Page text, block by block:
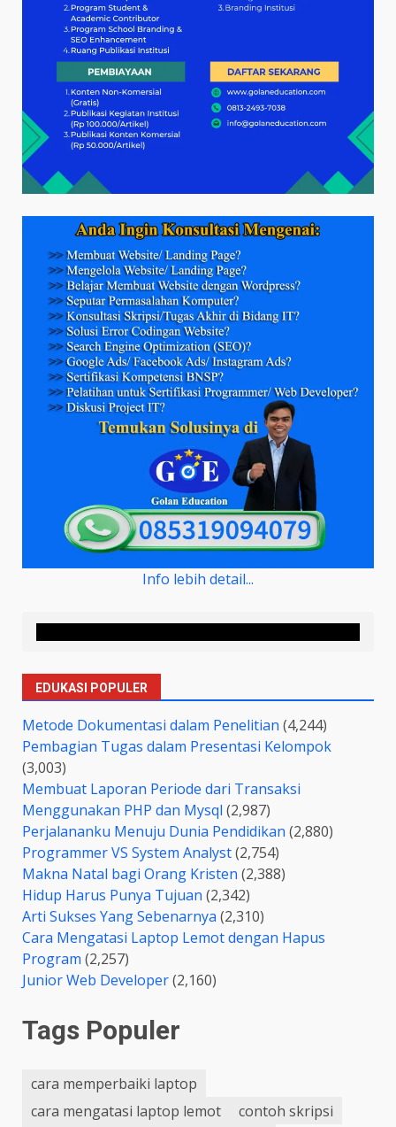
Info lebih detail...
EDUKASI POPULER
Metode Dokumentasi dalam Penelitian (4,244)
Pembagian Tugas dalam Presentasi Kelompok
(3,003)
Membuat Laporan Periode dari Transaksi
Menggunakan PHP dan Mysql (2,987)
Perjalananku Menuju Dunia Pendidikan (2,880)
Programmer VS System Analyst(2,754)
Makna Natal bagi Orang Kristen (2,388)
Hidup Harus Punya Tujuan (2,342)
Arti Sukses Yang Sebenarnya (2,310)
Cara Mengatasi Laptop Lemot dengan Hapus
Program (2,257)
Junior Web Developer(2,160)
Tags Populer
cara memperbaiki laptop
cara mengatasi laptop lemot
contoh skripsi